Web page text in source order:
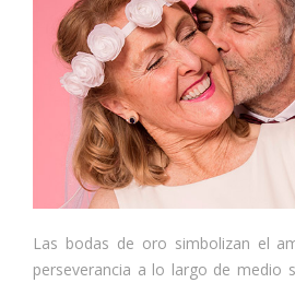
Las bodas de oro simbolizan el
perseverancia a lo largo de medio